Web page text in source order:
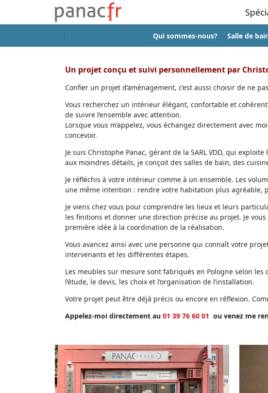
Qui sommes-nous? Salle de
Un projet conçu et suivi personnellement par
Confier un projet d’aménagement, c’est aussi choisir de ne
Vous recherchez un intérieur élégant, confortable et
de suivre l’ensemble avec attention.
Lorsque vous m’appelez, vous échangez directement avec
concevoir.
Je suis Christophe Panac, gérant de la SARL VDD, qui
aux moindres détails, je conçoit des salles de bain, des
Je réfléchis à votre intérieur comme à un ensemble. Les
une même intention : rendre votre habitation plus agréable,
Je viens chez vous pour comprendre les lieux et leurs
les finitions et donner une direction précise au projet. Je
première idée à la coordination de la réalisation.
Vous avancez ainsi avec une personne qui connaît votre
intervenants et les différentes étapes.
Les meubles sur mesure sont fabriqués en Pologne selon
l’étude, le devis, les choix et l’organisation de l’installation.
Votre projet peut être déjà précis ou encore en réflexion.
Appelez-moi directement au 01 39 76 60 01 ou venez me